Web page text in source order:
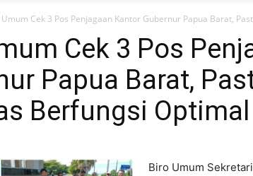
Cek 3 Pos Penjagaan Kantor Gubernur Papua Barat,
Cek 3 Pos
Papua Barat,
Berfungsi Optimal
Biro Umum